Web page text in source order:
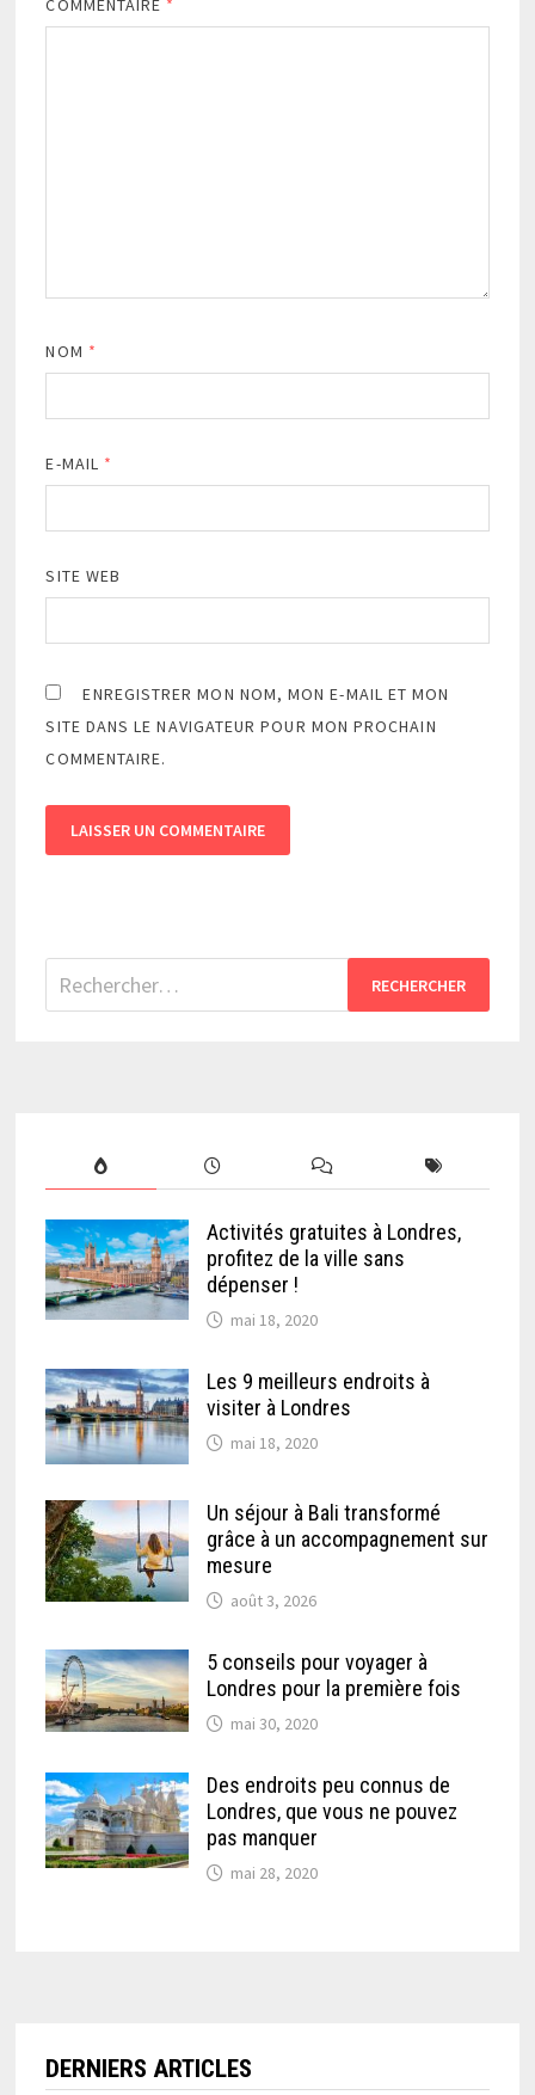
COMMENTAIRE *
NOM *
E-MAIL *
SITE WEB
ENREGISTRER MON NOM, MON E-MAIL ET MON
SITE DANS LE NAVIGATEUR POUR MON PROCHAIN
COMMENTAIRE.
Rechercher :
Activités gratuites à Londres,
profitez de la ville sans
dépenser !
mai 18, 2020
Les 9 meilleurs endroits à
visiter à Londres
mai 18, 2020
Un séjour à Bali transformé
grâce à un accompagnement sur
mesure
août 3, 2026
5 conseils pour voyager à
Londres pour la première fois
mai 30, 2020
Des endroits peu connus de
Londres, que vous ne pouvez
pas manquer
mai 28, 2020
DERNIERS ARTICLES